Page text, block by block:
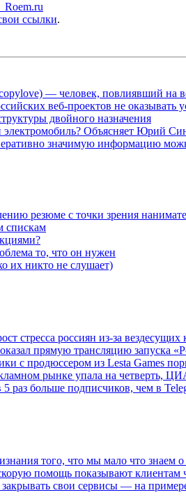
Roem.ru
ссылки.
— человек, повлиявший на
веб-проектов не оказывать
двойного назначения
электромобиль? Объясняет Юрий
значимую информацию
резюме с точки зрения
спискам
то, что он нужен
их никто не слушает)
стресса россиян из-за вездесущих
прямую трансляцию запуска
с продюссером из Lesta Games
рынке упала на четверть,
раз больше подписчиков, чем в
того, что мы мало что знаем
помощь показывают клиентам
свои сервисы — на